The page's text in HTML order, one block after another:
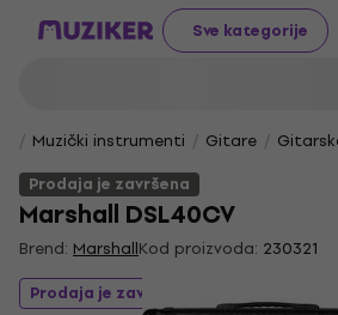
Sve kategorije
Muzički instrumenti Gitare
Prodaja je završena
Marshall DSL40CV
Brend: MarshallKod proizvoda: 230321
Prodaja je završena